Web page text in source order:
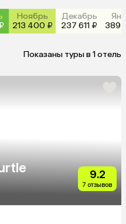
Ноябрь
213 400 ₽
Декабрь
237 611 ₽
389
Показаны туры в 1 отель
9.2
7 отзывов